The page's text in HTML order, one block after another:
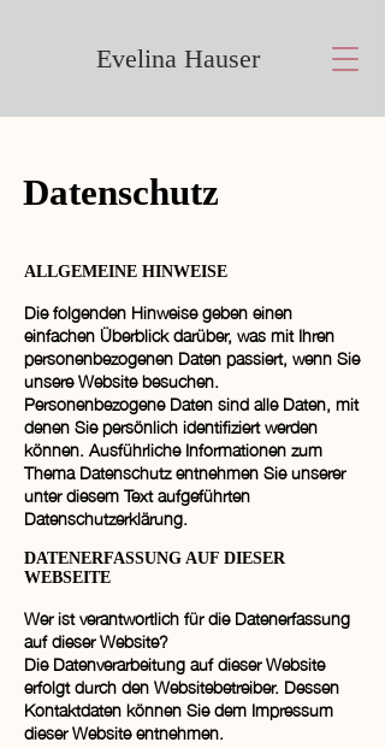
Evelina Hauser
Datenschutz
ALLGEMEINE HINWEISE
Die folgenden Hinweise geben einen
einfachen Überblick darüber, was mit Ihren
personenbezogenen Daten passiert, wenn Sie
unsere Website besuchen.
Personenbezogene Daten sind alle Daten, mit
denen Sie persönlich identifiziert werden
können. Ausführliche Informationen zum
Thema Datenschutz entnehmen Sie unserer
unter diesem Text aufgeführten
Datenschutzerklärung.
DATENERFASSUNG AUF DIESER
WEBSEITE
Wer ist verantwortlich für die Datenerfassung
auf dieser Website?
Die Datenverarbeitung auf dieser Website
erfolgt durch den Websitebetreiber. Dessen
Kontaktdaten können Sie dem Impressum
dieser Website entnehmen.